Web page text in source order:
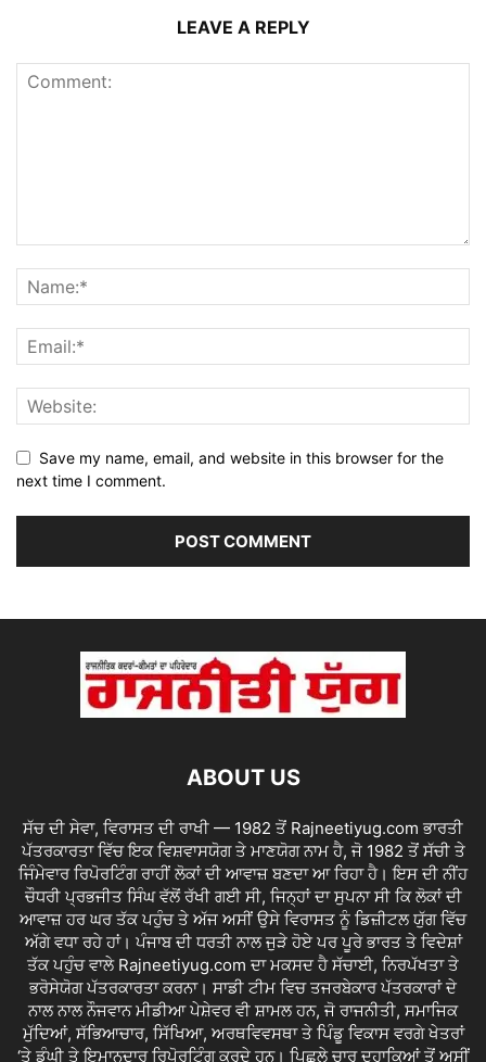
LEAVE A REPLY
Save my name, email, and website in this browser for the
next time I comment.
ABOUT US
ਸੱਚ ਦੀ ਸੇਵਾ, ਵਿਰਾਸਤ ਦੀ ਰਾਖੀ — 1982 ਤੋਂ Rajneetiyug.com ਭਾਰਤੀ
ਪੱਤਰਕਾਰਤਾ ਵਿੱਚ ਇਕ ਵਿਸ਼ਵਾਸਯੋਗ ਤੇ ਮਾਣਯੋਗ ਨਾਮ ਹੈ, ਜੋ 1982 ਤੋਂ ਸੱਚੀ ਤੇ
ਜਿੰਮੇਵਾਰ ਰਿਪੋਰਟਿੰਗ ਰਾਹੀਂ ਲੋਕਾਂ ਦੀ ਆਵਾਜ਼ ਬਣਦਾ ਆ ਰਿਹਾ ਹੈ। ਇਸ ਦੀ ਨੀਂਹ
ਚੌਧਰੀ ਪ੍ਰਭਜੀਤ ਸਿੰਘ ਵੱਲੋਂ ਰੱਖੀ ਗਈ ਸੀ, ਜਿਨ੍ਹਾਂ ਦਾ ਸੁਪਨਾ ਸੀ ਕਿ ਲੋਕਾਂ ਦੀ
ਆਵਾਜ਼ ਹਰ ਘਰ ਤੱਕ ਪਹੁੰਚ ਤੇ ਅੱਜ ਅਸੀਂ ਉਸੇ ਵਿਰਾਸਤ ਨੂੰ ਡਿਜ਼ੀਟਲ ਯੁੱਗ ਵਿੱਚ
ਅੱਗੇ ਵਧਾ ਰਹੇ ਹਾਂ। ਪੰਜਾਬ ਦੀ ਧਰਤੀ ਨਾਲ ਜੁੜੇ ਹੋਏ ਪਰ ਪੂਰੇ ਭਾਰਤ ਤੇ ਵਿਦੇਸ਼ਾਂ
ਤੱਕ ਪਹੁੰਚ ਵਾਲੇ Rajneetiyug.com ਦਾ ਮਕਸਦ ਹੈ ਸੱਚਾਈ, ਨਿਰਪੱਖਤਾ ਤੇ
ਭਰੋਸੇਯੋਗ ਪੱਤਰਕਾਰਤਾ ਕਰਨਾ। ਸਾਡੀ ਟੀਮ ਵਿਚ ਤਜਰਬੇਕਾਰ ਪੱਤਰਕਾਰਾਂ ਦੇ
ਨਾਲ ਨਾਲ ਨੌਜਵਾਨ ਮੀਡੀਆ ਪੇਸ਼ੇਵਰ ਵੀ ਸ਼ਾਮਲ ਹਨ, ਜੋ ਰਾਜਨੀਤੀ, ਸਮਾਜਿਕ
ਮੁੱਦਿਆਂ, ਸੱਭਿਆਚਾਰ, ਸਿੱਖਿਆ, ਅਰਥਵਿਵਸਥਾ ਤੇ ਪਿੰਡੂ ਵਿਕਾਸ ਵਰਗੇ ਖੇਤਰਾਂ
‘ਤੇ ਡੂੰਘੀ ਤੇ ਇਮਾਨਦਾਰ ਰਿਪੋਰਟਿੰਗ ਕਰਦੇ ਹਨ। ਪਿਛਲੇ ਚਾਰ ਦਹਾਕਿਆਂ ਤੋਂ ਅਸੀਂ